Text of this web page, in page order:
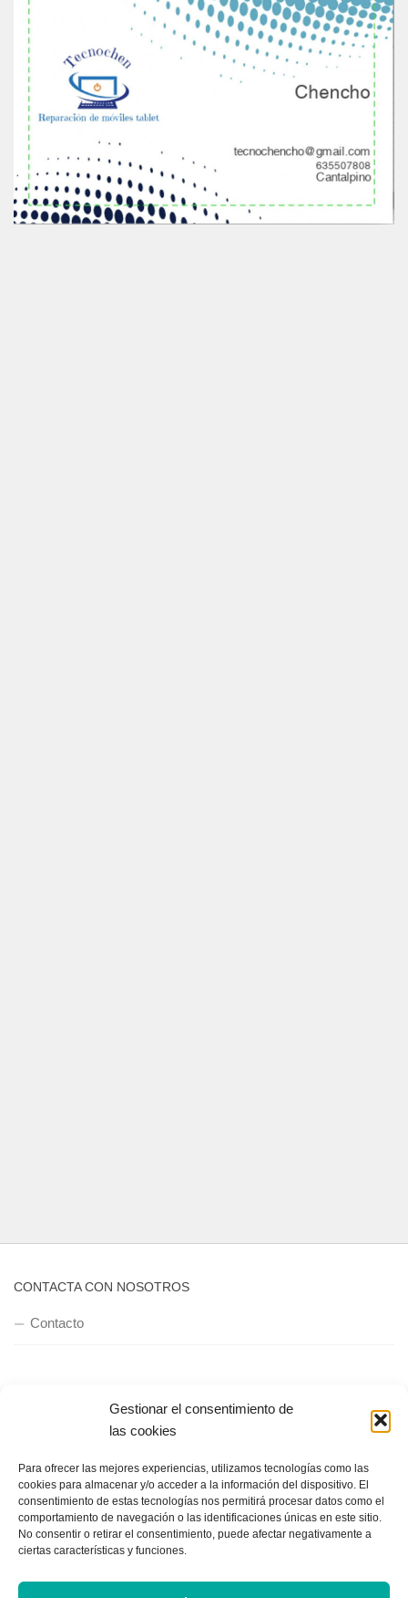
Gestionar el consentimiento de
las cookies
Para ofrecer las mejores experiencias, utilizamos tecnologías como las
cookies para almacenar y/o acceder a la información del dispositivo. El
consentimiento de estas tecnologías nos permitirá procesar datos como el
comportamiento de navegación o las identificaciones únicas en este sitio.
No consentir o retirar el consentimiento, puede afectar negativamente a
ciertas características y funciones.
CONTACTA CON NOSOTROS
Contacto
Quienes somos
POLÍTICA DE PRIVACIDAD
Política de privacidad